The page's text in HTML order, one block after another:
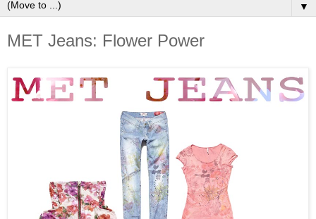
▼
MET Jeans: Flower Power